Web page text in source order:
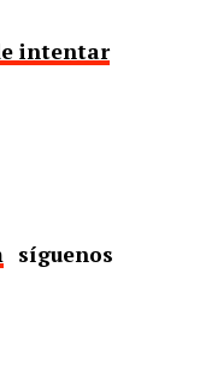
intentar
síguenos